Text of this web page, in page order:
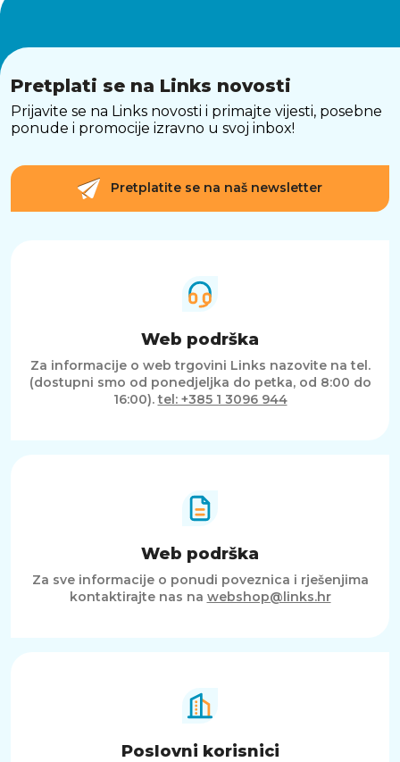
Pretplati se na Links novosti
Prijavite se na Links novosti i primajte vijesti, posebne
ponude i promocije izravno u svoj inbox!
Pretplatite se na naš newsletter
Web podrška
Za informacije o web trgovini Links nazovite na tel.
(dostupni smo od ponedjeljka do petka, od 8:00 do
16:00).tel: +385 1 3096 944
Web podrška
Za sve informacije o ponudi poveznica i rješenjima
kontaktirajte nas na webshop@links.hr
Poslovni korisnici